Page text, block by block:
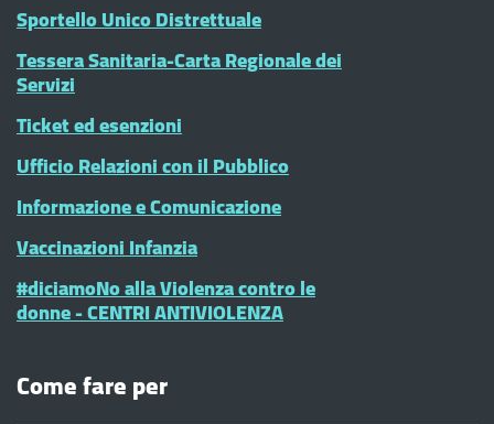
Sportello Unico Distrettuale
Tessera Sanitaria-Carta Regionale dei
Servizi
Ticket ed esenzioni
Ufficio Relazioni con il Pubblico
Informazione e Comunicazione
Vaccinazioni Infanzia
#diciamoNo alla Violenza contro le
donne - CENTRI ANTIVIOLENZA
Come fare per